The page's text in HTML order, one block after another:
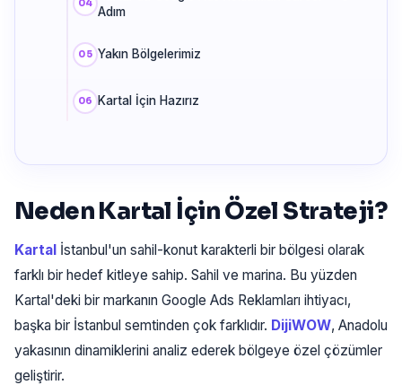
Adım
Yakın Bölgelerimiz
Kartal İçin Hazırız
Neden Kartal İçin Özel Strateji?
Kartal İstanbul'un sahil-konut karakterli bir bölgesi olarak
farklı bir hedef kitleye sahip. Sahil ve marina. Bu yüzden
Kartal'deki bir markanın Google Ads Reklamları ihtiyacı,
başka bir İstanbul semtinden çok farklıdır. DijiWOW, Anadolu
yakasının dinamiklerini analiz ederek bölgeye özel çözümler
geliştirir.